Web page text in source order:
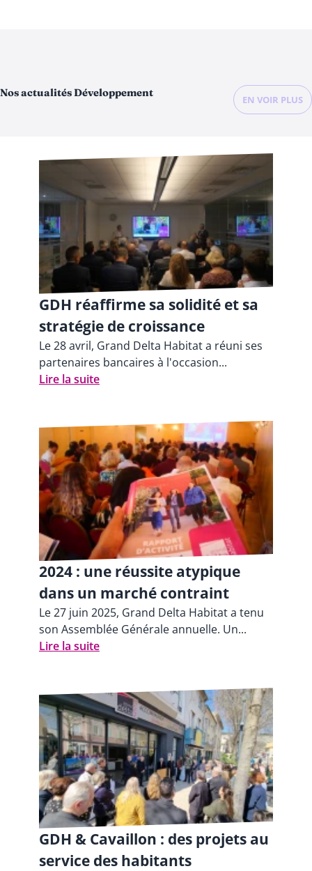
Nos actualités Développement
EN VOIR PLUS
GDH réaffirme sa solidité et sa
stratégie de croissance
Le 28 avril, Grand Delta Habitat a réuni ses
partenaires bancaires à l'occasion...
Lire la suite
2024 : une réussite atypique
dans un marché contraint
Le 27 juin 2025, Grand Delta Habitat a tenu
son Assemblée Générale annuelle. Un...
Lire la suite
GDH & Cavaillon : des projets au
service des habitants